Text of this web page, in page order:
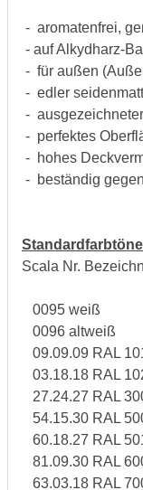
- aromatenfrei,
- auf Alkydharz-
- für außen
- edler
-
- perfektes
- hohes
- beständig
Standardfarbtöne
Scala Nr.
0095 weiß
0096 altweiß
09.09.09 RAL
03.18.18 RAL
27.24.27 RAL
54.15.30 RAL
60.18.27 RAL
81.09.30 RAL
63.03.18 RAL